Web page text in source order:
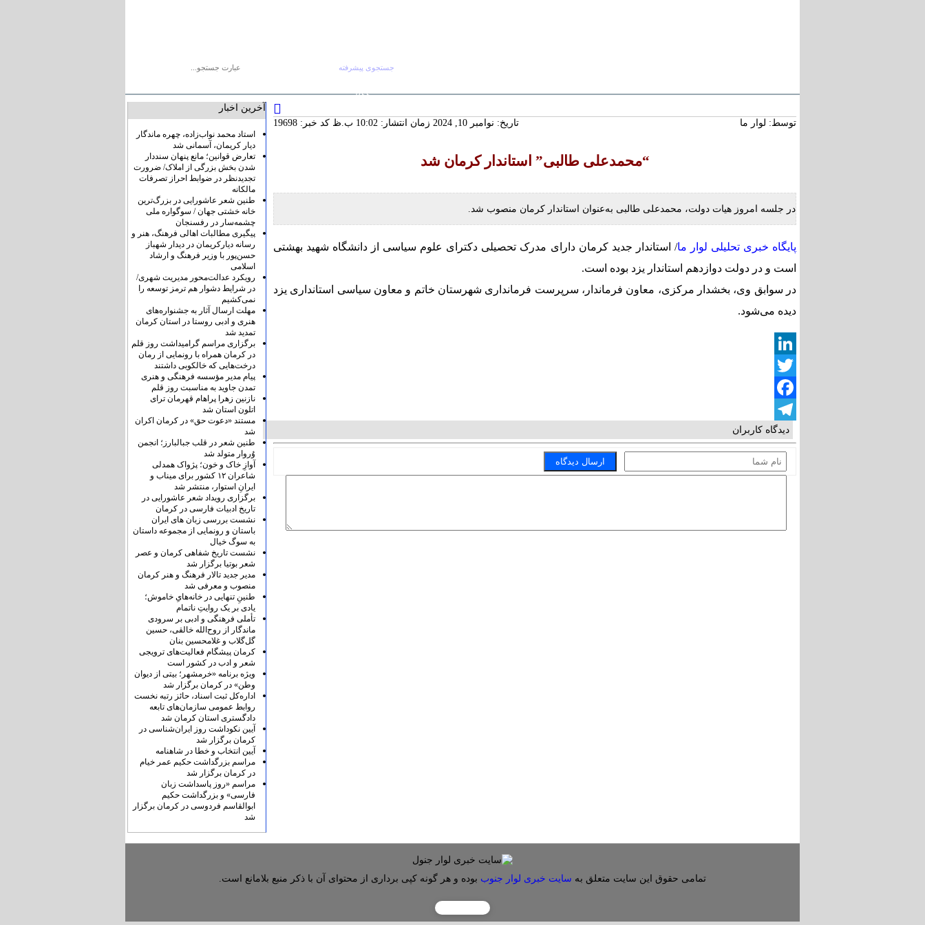
کریمان، آسمانی شد
در ضوابط احراز تصرفات مالکانه
طنین شعر عاشورایی در بزرگ‌ترین خانه
جستجوی پیشرفته
RSS
توسط: لوار ما تاریخ: نوامبر 10, 2024 زمان انتشار: 10:02 ب.ظ کد خبر: 19698
“محمدعلی طالبی” استاندار کرمان شد
در جلسه امروز هیات دولت، محمدعلی طالبی به‌عنوان استاندار کرمان منصوب شد.
پایگاه خبری تحلیلی لوار ما/ استاندار جدید کرمان دارای مدرک تحصیلی دکترای علوم سیاسی از دانشگاه شهید بهشتی
است و در دولت دوازدهم استاندار یزد بوده است.
در سوابق وی، بخشدار مرکزی، معاون فرماندار، سرپرست فرمانداری شهرستان خاتم و معاون سیاسی استانداری یزد
دیده می‌شود.
LinkedIn
Twitter
Facebook
Telegram
دیدگاه کاربران
آخرین اخبار
استاد محمد نواب‌زاده، چهره ماندگار
دیار کریمان، آسمانی شد
تعارض قوانین؛ مانع پنهان سنددار
شدن بخش بزرگی از املاک/ ضرورت
تجدیدنظر در ضوابط احراز تصرفات
مالکانه
طنین شعر عاشورایی در بزرگ‌ترین
خانه خشتی جهان / سوگواره ملی
چشمه‌سار در رفسنجان
پیگیری مطالبات اهالی فرهنگ، هنر و
رسانه دیارکریمان در دیدار شهباز
حسن‌پور با وزیر فرهنگ و ارشاد
اسلامی
رویکرد عدالت‌محور مدیریت شهری/
در شرایط دشوار هم ترمز توسعه را
نمی‌کشیم
مهلت ارسال آثار به جشنواره‌های
هنری و ادبی روستا در استان کرمان
تمدید شد
برگزاری مراسم گرامیداشت روز قلم
در کرمان همراه با رونمایی از رمان
درخت‌هایی که خالکوبی داشتند
پیام مدیر مؤسسه فرهنگی و هنری
تمدن جاوید به مناسبت روز قلم
نازنین زهرا پراهام قهرمان ترای
اتلون استان شد
مستند «دعوت حق» در کرمان اکران
شد
طنین شعر در قلب جبالبارز؛ انجمن
وُروار متولد شد
آوازِ خاک و خون؛ پژواک همدلی
شاعران ۱۲ کشور برای میناب و
ایرانِ استوار، منتشر شد
برگزاری رویداد شعر عاشورایی در
تاریخ ادبیات فارسی در کرمان
نشست بررسی زبان های ایران
باستان و رونمایی از مجموعه داستان
به سوگ خیال
نشست تاریخ شفاهی کرمان و عصر
شعر بوتیا برگزار شد
مدیر جدید تالار فرهنگ و هنر کرمان
منصوب و معرفی شد
طنینِ تنهایی در خانه‌هایِ خاموش؛
یادی بر یک روایتِ ناتمام
تأملی فرهنگی و ادبی بر سرودی
ماندگار از روح‌الله خالقی، حسین
گل‌گلاب و غلامحسین بنان
کرمان پیشگام فعالیت‌های ترویجی
شعر و ادب در کشور است
ویژه برنامه «خرمشهر؛ بیتی از دیوان
وطن» در کرمان برگزار شد
اداره‌کل ثبت اسناد، حائز رتبه نخست
روابط عمومی سازمان‌های تابعه
دادگستری استان کرمان شد
آیین نکوداشت روز ایران‌شناسی در
کرمان برگزار شد
آیین انتخاب و خطا در شاهنامه
مراسم بزرگداشت حکیم عمر خیام
در کرمان برگزار شد
مراسم «روز پاسداشت زبان
فارسی» و بزرگداشت حکیم
ابوالقاسم فردوسی در کرمان برگزار
شد
تمامی حقوق این سایت متعلق به سایت خبری لوار جنوب بوده و هر گونه کپی برداری از محتوای آن با ذکر منبع بلامانع است.